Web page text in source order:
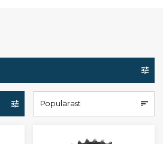
Populärast